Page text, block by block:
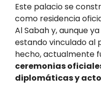
Este palacio se
como residencia
Al Sabah y, aunque
estando vinculado al
hecho, actualmente
ceremonias
diplomáticas y